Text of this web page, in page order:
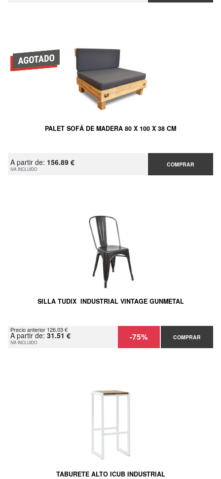
PALET SOFÁ DE MADERA 80 X 100 X 38 CM
A partir de: 156.89 €
IVA INCLUIDO
COMPRAR
SILLA TUDIX INDUSTRIAL VINTAGE GUNMETAL
Precio anterior 126.03 €
A partir de: 31.51 €
IVA INCLUIDO -75% COMPRAR
TABURETE ALTO ICUB INDUSTRIAL